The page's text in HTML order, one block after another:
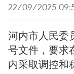
22/09/2025
河内市人民委
号文件，要求
内采取调控和